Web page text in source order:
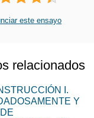
este ensayo
relacionados
I.
Y